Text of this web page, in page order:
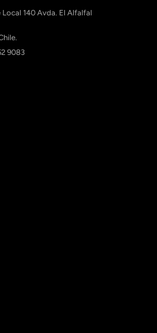
140 Avda. El Alfalfal
9083